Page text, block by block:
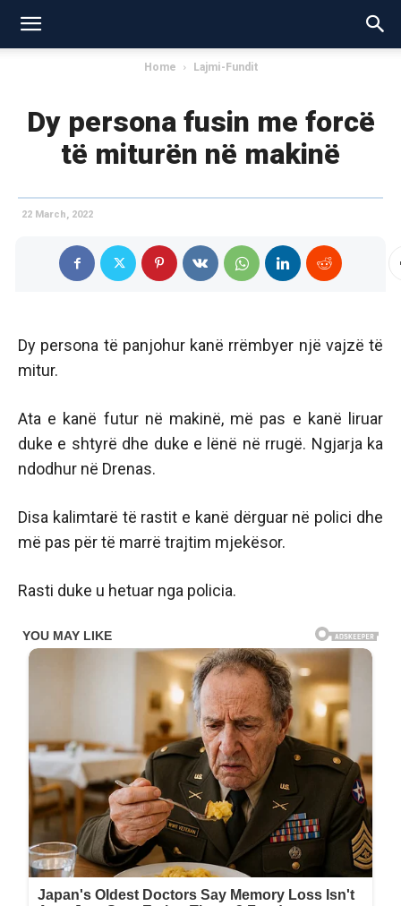
Home Lajmi-Fundit
Dy persona fusin me forcë
të miturën në makinë
22 March, 2022
Dy persona të panjohur kanë rrëmbyer një vajzë të
mitur.
Ata e kanë futur në makinë, më pas e kanë liruar
duke e shtyrë dhe duke e lënë në rrugë. Ngjarja ka
ndodhur në Drenas.
Disa kalimtarë të rastit e kanë dërguar në polici dhe
më pas për të marrë trajtim mjekësor.
Rasti duke u hetuar nga policia.